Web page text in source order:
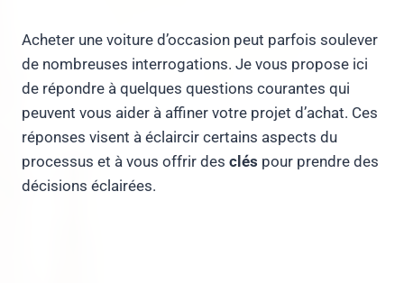
Acheter une voiture d’occasion peut parfois soulever
de nombreuses interrogations. Je vous propose ici
de répondre à quelques questions courantes qui
peuvent vous aider à affiner votre projet d’achat. Ces
réponses visent à éclaircir certains aspects du
processus et à vous offrir des clés pour prendre des
décisions éclairées.